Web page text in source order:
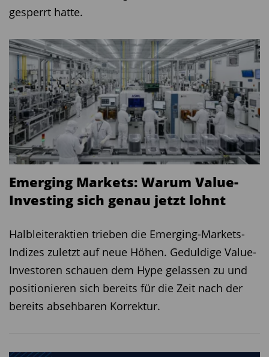
gesperrt hatte.
Emerging Markets: Warum Value-
Investing sich genau jetzt lohnt
Halbleiteraktien trieben die Emerging-Markets-
Indizes zuletzt auf neue Höhen. Geduldige Value-
Investoren schauen dem Hype gelassen zu und
positionieren sich bereits für die Zeit nach der
bereits absehbaren Korrektur.